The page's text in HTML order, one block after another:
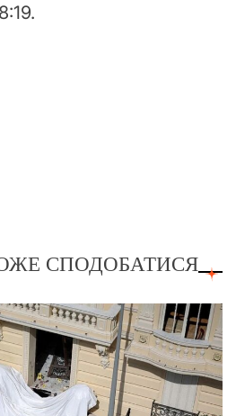
СПОДОБАТИСЯ